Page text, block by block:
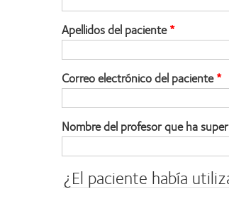
Apellidos del paciente
Correo electrónico del paciente
Nombre del profesor que ha
¿El paciente había